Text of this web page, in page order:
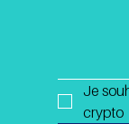
Je
crypto